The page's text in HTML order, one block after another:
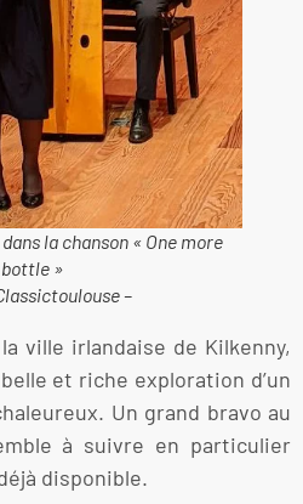
la chanson « One more
bottle »
–
ville irlandaise de Kilkenny,
et riche exploration d’un
Un grand bravo au
à suivre en particulier
disponible.